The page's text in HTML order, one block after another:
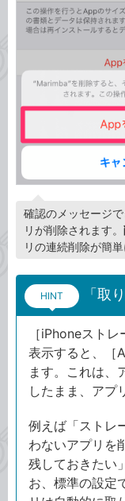
確認のメッセージ
リが削除されます。
リの連続削除が簡単
HINT 「取
［iPhoneスト
表示すると、［
ます。これは、
したまま、アプ
例えば「ストレ
わないアプリを
残しておきたい
お、標準の設定